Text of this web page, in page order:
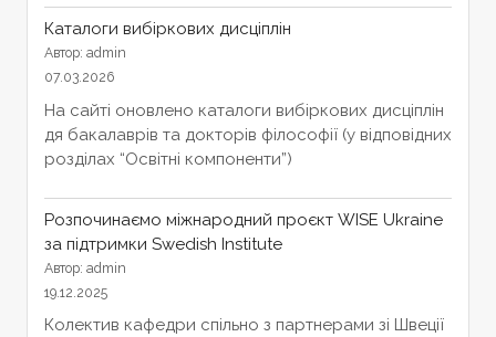
Каталоги вибіркових дисціплін
Автор: admin
07.03.2026
На сайті оновлено каталоги вибіркових дисціплін
дя бакалаврів та докторів філософії (у відповідних
розділах “Освітні компоненти”)
Розпочинаємо міжнародний проєкт WISE Ukraine
за підтримки Swedish Institute
Автор: admin
19.12.2025
Колектив кафедри спільно з партнерами зі Швеції